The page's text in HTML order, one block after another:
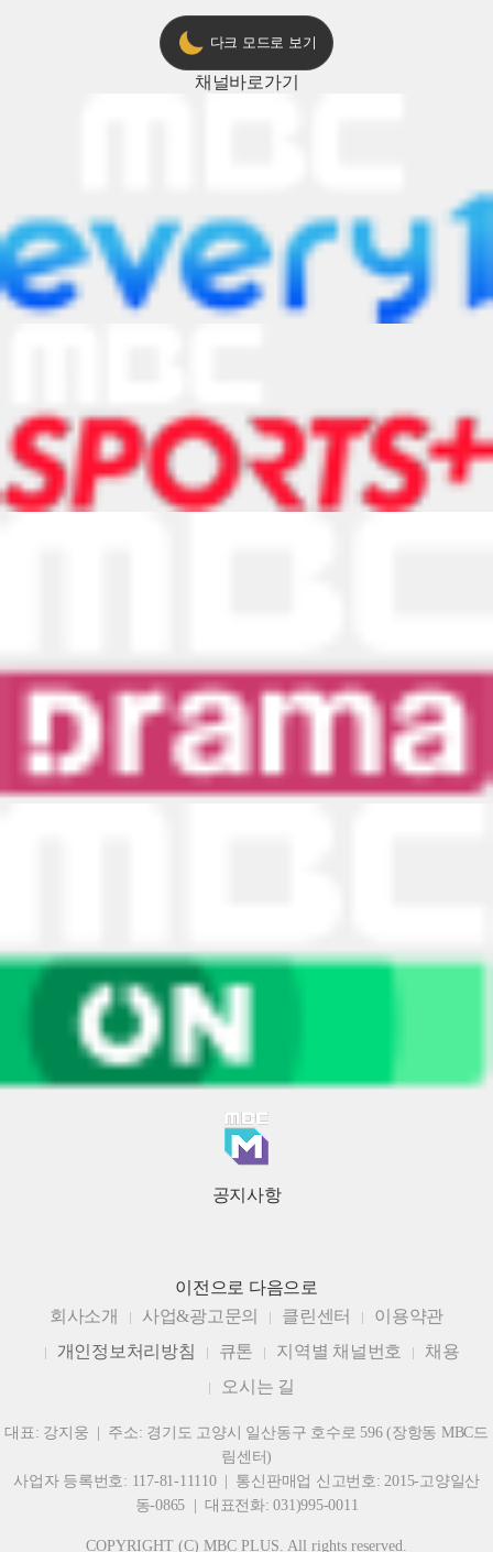
다크 모드로 보기
채널바로가기
공지사항
이전으로 다음으로
회사소개
사업&광고문의 클린센터
이용약관
개인정보처리방침
큐톤 지역별 채널번호
채용
오시는 길
대표: 강지웅 | 주소: 경기도 고양시 일산동구 호수로 596 (장항동 MBC드
림센터)
사업자 등록번호: 117-81-11110 | 통신판매업 신고번호: 2015-고양일산
동-0865 | 대표전화: 031)995-0011
COPYRIGHT (C) MBC PLUS. All rights reserved.